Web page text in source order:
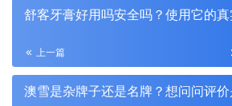
舒客牙膏好用吗安全吗？使用它的
上一篇
澳雪是杂牌子还是名牌？想问问评价